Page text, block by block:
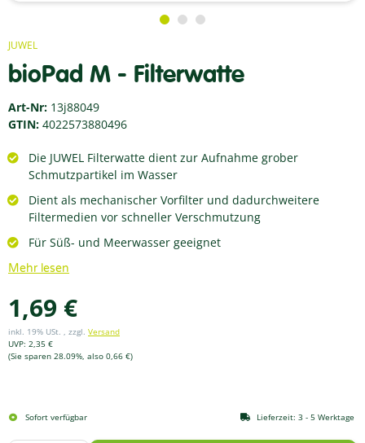
JUWEL
bioPad M - Filterwatte
Art-Nr: 13j88049
GTIN: 4022573880496
Die JUWEL Filterwatte dient zur Aufnahme grober
Schmutzpartikel im Wasser
Dient als mechanischer Vorfilter und dadurchweitere
Filtermedien vor schneller Verschmutzung
Für Süß- und Meerwasser geeignet
Mehr lesen
1,69 €
inkl. 19% USt. , zzgl. Versand
UVP: 2,35 €
(Sie sparen 28.09%, also 0,66 €)
Sofort verfügbar Lieferzeit: 3 - 5 Werktage